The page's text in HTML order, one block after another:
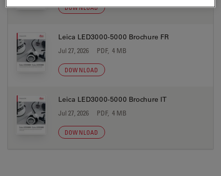
DOWNLOAD
Leica LED3000-5000 Brochure FR
Jul 27, 2026 PDF, 4 MB
DOWNLOAD
Leica LED3000-5000 Brochure IT
Jul 27, 2026 PDF, 4 MB
DOWNLOAD